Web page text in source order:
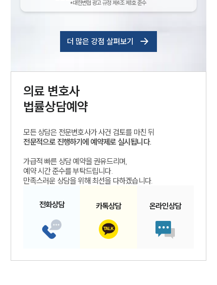
*대한변협 광고 규정 제4조 제1호 준수
더 많은 강점 살펴보기
의료 변호사
법률상담예약
모든 상담은 전문변호사가 사건 검토를 마친 뒤
전문적으로 진행하기에 예약제로 실시됩니다.
가급적 빠른 상담 예약을 권유드리며,
예약 시간 준수를 부탁드립니다.
만족스러운 상담을 위해 최선을 다하겠습니다.
전화상담 카톡상담 온라인상담